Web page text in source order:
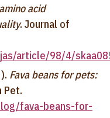
acid
. Journal of
article/98/4/
Fava beans for pets:
Pet.
fava-beans-for-